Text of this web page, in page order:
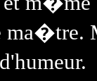
ma�tre.